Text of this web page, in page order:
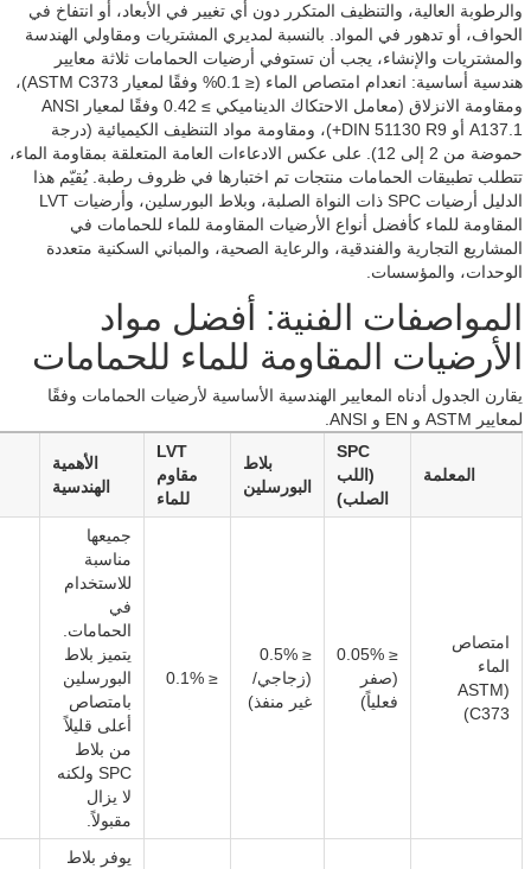
والرطوبة العالية، والتنظيف المتكرر دون أي تغيير في الأبعاد، أو انتفاخ في
الحواف، أو تدهور في المواد. بالنسبة لمديري المشتريات ومقاولي الهندسة
والمشتريات والإنشاء، يجب أن تستوفي أرضيات الحمامات ثلاثة معايير
هندسية أساسية: انعدام امتصاص الماء (≤ 0.1% وفقًا لمعيار ASTM C373)،
ومقاومة الانزلاق (معامل الاحتكاك الديناميكي ≥ 0.42 وفقًا لمعيار ANSI
A137.1 أو DIN 51130 R9+)، ومقاومة مواد التنظيف الكيميائية (درجة
حموضة من 2 إلى 12). على عكس الادعاءات العامة المتعلقة بمقاومة الماء،
تتطلب تطبيقات الحمامات منتجات تم اختبارها في ظروف رطبة. يُقيّم هذا
الدليل أرضيات SPC ذات النواة الصلبة، وبلاط البورسلين، وأرضيات LVT
المقاومة للماء كأفضل أنواع الأرضيات المقاومة للماء للحمامات في
المشاريع التجارية والفندقية، والرعاية الصحية، والمباني السكنية متعددة
الوحدات، والمؤسسات.
المواصفات الفنية: أفضل مواد
الأرضيات المقاومة للماء للحمامات
يقارن الجدول أدناه المعايير الهندسية الأساسية لأرضيات الحمامات وفقًا
لمعايير ASTM و EN و ANSI.
المعلمة
SPC
(اللب
الصلب)
بلاط
البورسلين
LVT
مقاوم
للماء
الأهمية
الهندسية
امتصاص
الماء
(ASTM
C373)
≤ 0.05%
(صفر
فعلياً)
≤ 0.5%
(زجاجي/
غير منفذ)
≤ 0.1%
جميعها
مناسبة
للاستخدام
في
الحمامات.
يتميز بلاط
البورسلين
بامتصاص
أعلى قليلاً
من بلاط
SPC ولكنه
لا يزال
مقبولاً.
يوفر بلاط